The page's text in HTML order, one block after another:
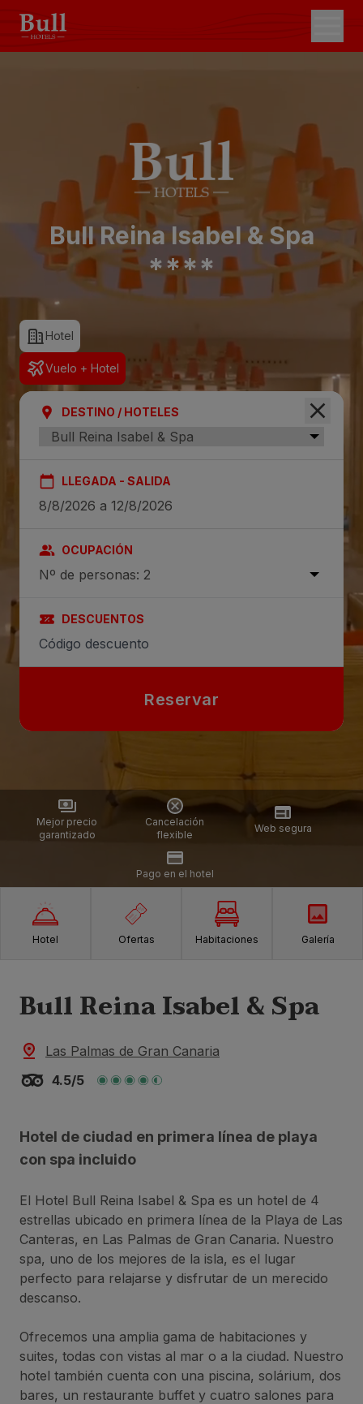
Bull Reina Isabel & Spa
****
Hotel
Vuelo + Hotel
DESTINO / HOTELES
LLEGADA - SALIDA
OCUPACIÓN
Nº de personas: 2
DESCUENTOS
Reservar
Mejor precio
garantizado
Cancelación
flexible
Web segura
Pago en el hotel
Hotel Ofertas Habitaciones Galería
Bull Reina Isabel & Spa
Las Palmas de Gran Canaria
4.5/5
Hotel de ciudad en primera línea de playa
con spa incluido
El Hotel Bull Reina Isabel & Spa es un hotel de 4
estrellas ubicado en primera línea de la Playa de Las
Canteras, en Las Palmas de Gran Canaria. Nuestro
spa, uno de los mejores de la isla, es el lugar
perfecto para relajarse y disfrutar de un merecido
descanso.
Ofrecemos una amplia gama de habitaciones y
suites, todas con vistas al mar o a la ciudad. Nuestro
hotel también cuenta con una piscina, solárium, dos
bares, un restaurante buffet y cuatro salones para